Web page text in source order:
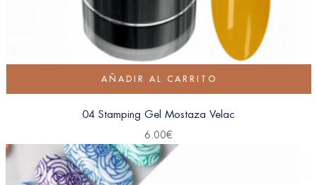
AÑADIR AL CARRITO
04 Stamping Gel Mostaza Velac
6.00€